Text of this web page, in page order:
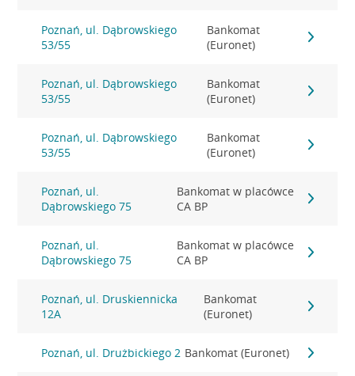
Poznań, ul. Dąbrowskiego
53/55
Bankomat
(Euronet)
Poznań, ul. Dąbrowskiego
53/55
Bankomat
(Euronet)
Poznań, ul. Dąbrowskiego
53/55
Bankomat
(Euronet)
Poznań, ul.
Dąbrowskiego 75
Bankomat w placówce
CA BP
Poznań, ul.
Dąbrowskiego 75
Bankomat w placówce
CA BP
Poznań, ul. Druskiennicka
12A
Bankomat
(Euronet)
Poznań, ul. Drużbickiego 2 Bankomat (Euronet)